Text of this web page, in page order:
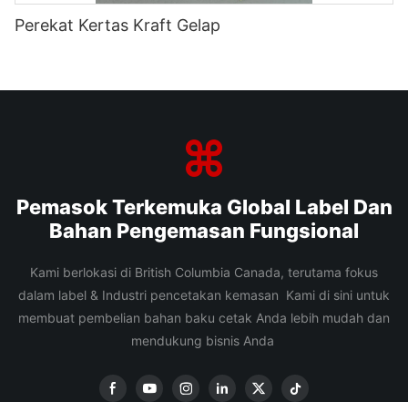
Perekat Kertas Kraft Gelap
Pemasok Terkemuka Global Label Dan
Bahan Pengemasan Fungsional
Kami berlokasi di British Columbia Canada, terutama fokus
dalam label & Industri pencetakan kemasan Kami di sini untuk
membuat pembelian bahan baku cetak Anda lebih mudah dan
mendukung bisnis Anda